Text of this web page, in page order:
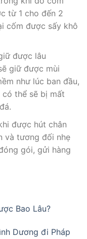
từ 1 cho đến 2
cốm được sấy khô
được lâu
giữ được mùi
như lúc ban đầu,
thể sẽ bị mất
được hút chân
và tương đối nhẹ
gói, gửi hàng
Bao Lâu?
Dương đi Pháp